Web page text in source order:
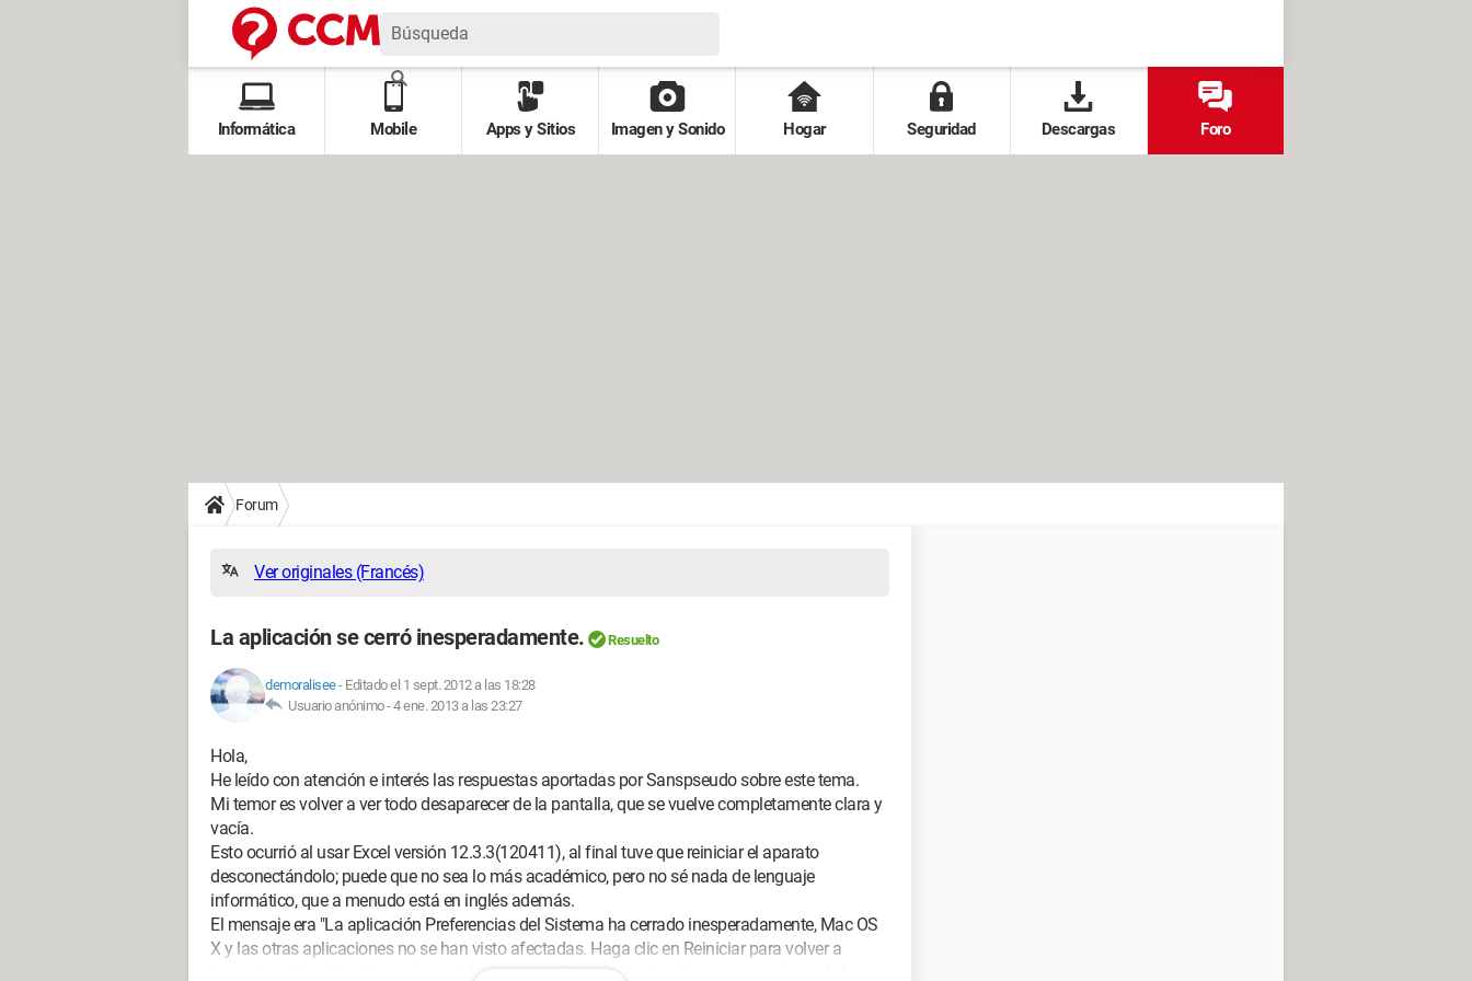
Informática Mobile Apps y Sitios Imagen y Sonido Hogar Seguridad Descargas Foro
Forum
Ver originales (Francés)
La aplicación se cerró inesperadamente. Resuelto
demoralisee- Editado el 1 sept. 2012 a las 18:28
Usuario anónimo -4 ene. 2013 a las 23:27
Hola,
He leído con atención e interés las respuestas aportadas por Sanspseudo sobre este tema.
Mi temor es volver a ver todo desaparecer de la pantalla, que se vuelve completamente clara y
vacía.
Esto ocurrió al usar Excel versión 12.3.3(120411), al final tuve que reiniciar el aparato
desconectándolo; puede que no sea lo más académico, pero no sé nada de lenguaje
informático, que a menudo está en inglés además.
El mensaje era "La aplicación Preferencias del Sistema ha cerrado inesperadamente, Mac OS
X y las otras aplicaciones no se han visto afectadas. Haga clic en Reiniciar para volver a
lanzar la aplicación - Haga clic en Informe para obtener más detalles o para enviar un Informe